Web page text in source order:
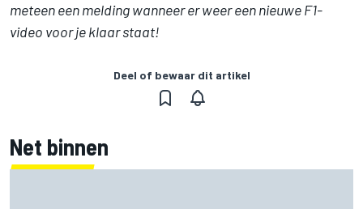
meteen een melding wanneer er weer een nieuwe F1-
video voor je klaar staat!
Deel of bewaar dit artikel
Net binnen